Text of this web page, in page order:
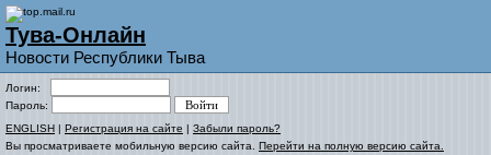
Тува-Онлайн
Новости Республики Тыва
Логин:
Пароль:
ENGLISH | Регистрация на сайте | Забыли пароль?
Вы просматриваете мобильную версию сайта. Перейти на полную версию сайта.